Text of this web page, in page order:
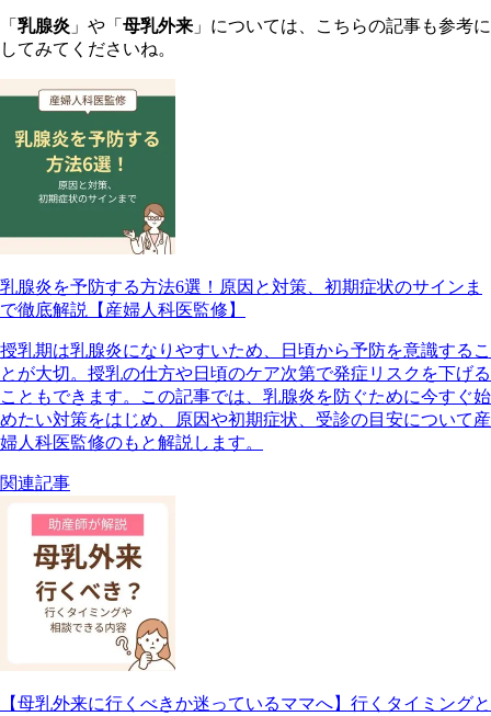
「 乳腺炎 」や「 母乳外来 」については、こちらの記事も参考に
してみてくださいね。
乳腺炎を予防する方法6選！原因と対策、初期症状のサインま
で徹底解説【産婦人科医監修】
授乳期は乳腺炎になりやすいため、日頃から予防を意識するこ
とが大切。授乳の仕方や日頃のケア次第で発症リスクを下げる
こともできます。この記事では、乳腺炎を防ぐために今すぐ始
めたい対策をはじめ、原因や初期症状、受診の目安について産
婦人科医監修のもと解説します。
関連記事
【母乳外来に行くべきか迷っているママへ】行くタイミングと